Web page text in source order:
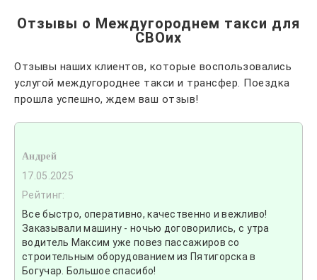
Отзывы о Междугороднем такси для
СВОих
Отзывы наших клиентов, которые воспользовались
услугой междугороднее такси и трансфер. Поездка
прошла успешно, ждем ваш отзыв!
Андрей
17.05.2025
Рейтинг:
Все быстро, оперативно, качественно и вежливо!
Заказывали машину - ночью договорились, с утра
водитель Максим уже повез пассажиров со
строительным оборудованием из Пятигорска в
Богучар. Большое спасибо!